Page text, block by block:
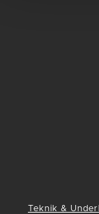
Teknik &